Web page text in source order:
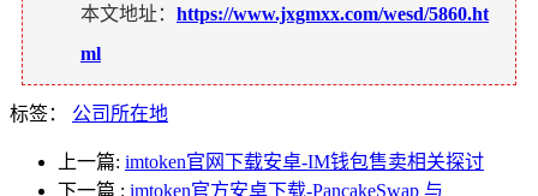
本文地址： https://www.jxgmxx.com/wesd/5860.ht
ml
标签： 公司所在地
上一篇: imtoken官网下载安卓-IM钱包售卖相关探讨
下一篇 : imtoken官方安卓下载-PancakeSwap 与